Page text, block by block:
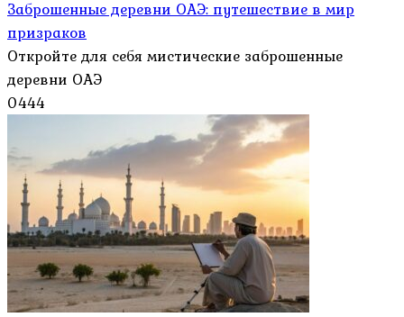
Заброшенные деревни ОАЭ: путешествие в мир
призраков
Откройте для себя мистические заброшенные
деревни ОАЭ
0444